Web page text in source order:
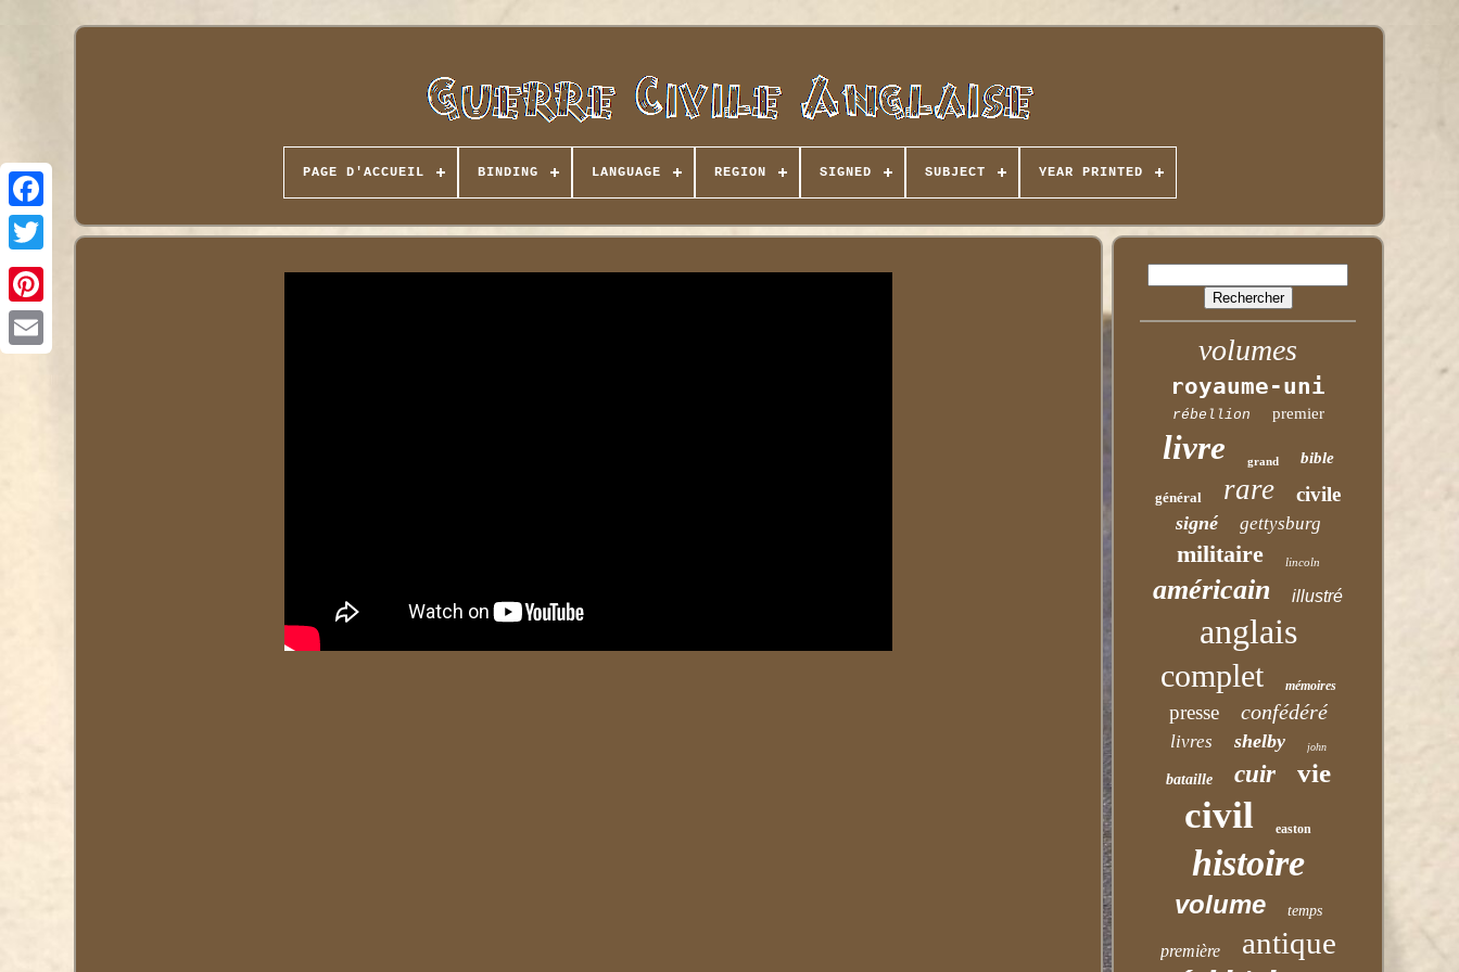
PAGE D'ACCUEIL BINDING LANGUAGE REGION SIGNED SUBJECT YEAR PRINTED
volumes
royaume-uni
rébellion premier
livre grand bible
général rare civile
signé gettysburg
militaire lincoln
américain illustré
anglais
complet mémoires
presse confédéré
livres shelby john
bataille cuir vie
civil easton
histoire
volume temps
première antique